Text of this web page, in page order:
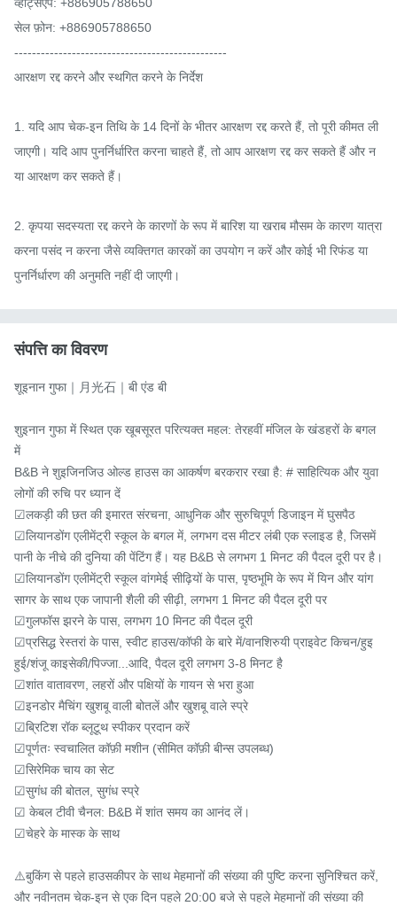
सेल फ़ोन: +886905788650
------------------------------------------------
आरक्षण रद्द करने और स्थगित करने के निर्देश
1. यदि आप चेक-इन तिथि के 14 दिनों के भीतर आरक्षण रद्द करते हैं, तो पूरी कीमत ली
जाएगी। यदि आप पुनर्निर्धारित करना चाहते हैं, तो आप आरक्षण रद्द कर सकते हैं और न
या आरक्षण कर सकते हैं।
2. कृपया सदस्यता रद्द करने के कारणों के रूप में बारिश या खराब मौसम के कारण यात्रा
करना पसंद न करना जैसे व्यक्तिगत कारकों का उपयोग न करें और कोई भी रिफंड या
पुनर्निर्धारण की अनुमति नहीं दी जाएगी।
संपत्ति का विवरण
शूइनान गुफा｜月光石｜बी एंड बी
शुइनान गुफा में स्थित एक खूबसूरत परित्यक्त महल: तेरहवीं मंजिल के खंडहरों के बगल
में
B&B ने शुइजिनजिउ ओल्ड हाउस का आकर्षण बरकरार रखा है: # साहित्यिक और युवा
लोगों की रुचि पर ध्यान दें
☑लकड़ी की छत की इमारत संरचना, आधुनिक और सुरुचिपूर्ण डिजाइन में घुसपैठ
☑लियानडोंग एलीमेंट्री स्कूल के बगल में, लगभग दस मीटर लंबी एक स्लाइड है, जिसमें
पानी के नीचे की दुनिया की पेंटिंग हैं। यह B&B से लगभग 1 मिनट की पैदल दूरी पर है।
☑लियानडोंग एलीमेंट्री स्कूल वांगमेई सीढ़ियों के पास, पृष्ठभूमि के रूप में यिन और यांग
सागर के साथ एक जापानी शैली की सीढ़ी, लगभग 1 मिनट की पैदल दूरी पर
☑गुलफॉस झरने के पास, लगभग 10 मिनट की पैदल दूरी
☑प्रसिद्ध रेस्तरां के पास, स्वीट हाउस/कॉफी के बारे में/वानशिरुयी प्राइवेट किचन/हुइ
हुई/शंजू काइसेकी/पिज्जा...आदि, पैदल दूरी लगभग 3-8 मिनट है
☑शांत वातावरण, लहरों और पक्षियों के गायन से भरा हुआ
☑इनडोर मैचिंग खुशबू वाली बोतलें और खुशबू वाले स्प्रे
☑ब्रिटिश रॉक ब्लूटूथ स्पीकर प्रदान करें
☑पूर्णतः स्वचालित कॉफ़ी मशीन (सीमित कॉफ़ी बीन्स उपलब्ध)
☑सिरेमिक चाय का सेट
☑सुगंध की बोतल, सुगंध स्प्रे
☑ केबल टीवी चैनल: B&B में शांत समय का आनंद लें।
☑चेहरे के मास्क के साथ
⚠️बुकिंग से पहले हाउसकीपर के साथ मेहमानों की संख्या की पुष्टि करना सुनिश्चित करें,
और नवीनतम चेक-इन से एक दिन पहले 20:00 बजे से पहले मेहमानों की संख्या की